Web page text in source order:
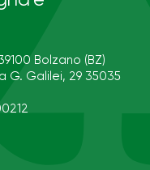
Bolzano (BZ)
G. Galilei, 29 35035